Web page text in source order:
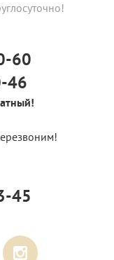
60
46
45